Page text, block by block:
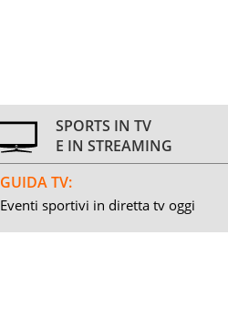
SPORTS IN TV
E IN STREAMING
GUIDA TV:
Eventi sportivi in diretta tv oggi